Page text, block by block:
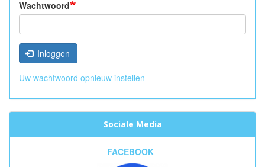
Wachtwoord
Inloggen
Uw wachtwoord opnieuw instellen
Sociale Media
FACEBOOK